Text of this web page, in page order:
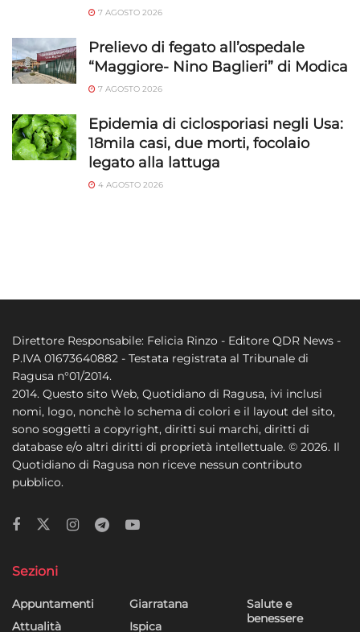
7 AGOSTO 2026
Prelievo di fegato all’ospedale
“Maggiore- Nino Baglieri” di Modica
7 AGOSTO 2026
Epidemia di ciclosporiasi negli Usa:
18mila casi, due morti, focolaio
legato alla lattuga
4 AGOSTO 2026
Direttore Responsabile: Felicia Rinzo - Editore QDR News -
P.IVA 01673640882 - Testata registrata al Tribunale di
Ragusa n°01/2014.
2014. Questo sito Web, Quotidiano di Ragusa, ivi inclusi
nomi, logo, nonchè lo schema di colori e il layout del sito,
sono soggetti a copyright, diritti sui marchi, diritti di
database e/o altri diritti di proprietà intellettuale. © 2026. Il
Quotidiano di Ragusa non riceve nessun contributo
pubblico.
Sezioni
Appuntamenti
Attualità
Giarratana
Ispica
Salute e
benessere